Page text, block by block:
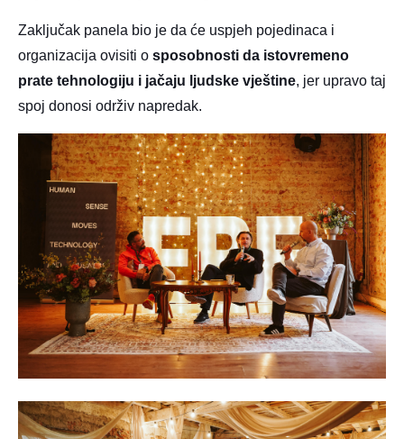
Zaključak panela bio je da će uspjeh pojedinaca i
organizacija ovisiti o sposobnosti da istovremeno
prate tehnologiju i jačaju ljudske vještine, jer upravo taj
spoj donosi održiv napredak.